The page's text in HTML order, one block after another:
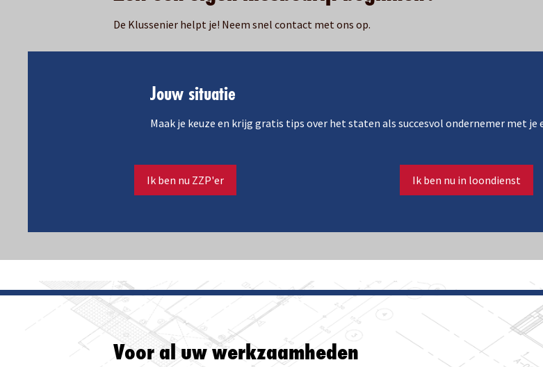
De Klussenier helpt je! Neem snel contact met ons op.
Jouw situatie
Maak je keuze en krijg gratis tips over het staten als succesvol ondernemer met je
Ik ben nu ZZP'er Ik ben nu in loondienst
Voor al uw werkzaamheden